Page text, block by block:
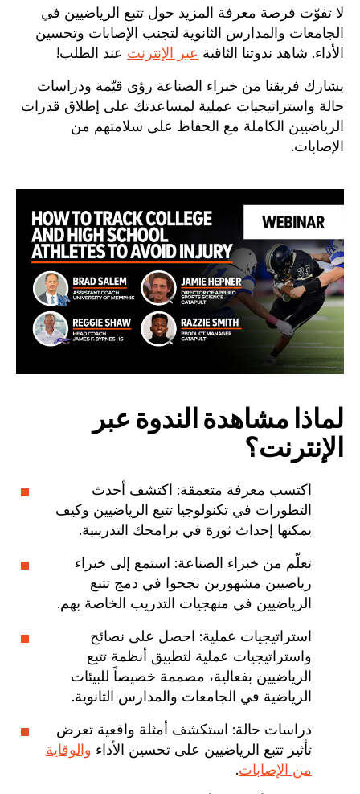
لا تفوّت فرصة معرفة المزيد حول تتبع الرياضيين في
الجامعات والمدارس الثانوية لتجنب الإصابات وتحسين
الأداء. شاهد ندوتنا الثاقبة عبر الإنترنت عند الطلب!
يشارك فريقنا من خبراء الصناعة رؤى قيّمة ودراسات
حالة واستراتيجيات عملية لمساعدتك على إطلاق قدرات
الرياضيين الكاملة مع الحفاظ على سلامتهم من
الإصابات.
لماذا مشاهدة الندوة عبر
الإنترنت؟
اكتسب معرفة متعمقة: اكتشف أحدث
التطورات في تكنولوجيا تتبع الرياضيين وكيف
يمكنها إحداث ثورة في برامجك التدريبية.
تعلّم من خبراء الصناعة: استمع إلى خبراء
رياضيين مشهورين نجحوا في دمج تتبع
الرياضيين في منهجيات التدريب الخاصة بهم.
استراتيجيات عملية: احصل على نصائح
واستراتيجيات عملية لتطبيق أنظمة تتبع
الرياضيين بفعالية، مصممة خصيصاً للبيئات
الرياضية في الجامعات والمدارس الثانوية.
دراسات حالة: استكشف أمثلة واقعية تعرض
تأثير تتبع الرياضيين على تحسين الأداء والوقاية
من الإصابات.